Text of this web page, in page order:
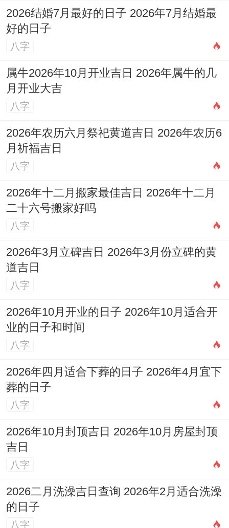
床 颜色以柔与色调为主，促进休息跟感情与
谐！
卫生间区域 保持干燥清洁,常关 door；或在
门口放置屏风，防止气流直冲，维护健康
运，这些布局要点考虑到风水学原理，不复
杂调整即可为新生活奠定坚实基础。
我跟你讲，循2026年12月吉日原则，结合生
肖运势跟风水布局，助力家庭安居乐业,福泽
绵长.通过精心选择吉日与时辰,细致执行注
意事项还有仪式，还有优化家居风水 您不仅
是在完成一次物理空间得迁移，更是在为以
后注入祥与跟 prosperity...
愿您在2026年得这个冬季，顺利开启新居生
活，享受温馨同美满.
2026结婚7月最好的日子 2026年7月结婚最
好的日子
八字
属牛2026年10月开业吉日 2026年属牛的几
月开业大吉
八字
2026年农历六月祭祀黄道吉日 2026年农历6
月祈福吉日
八字
2026年十二月搬家最佳吉日 2026年十二月
二十六号搬家好吗
八字
2026年3月立碑吉日 2026年3月份立碑的黄
道吉日
八字
2026年10月开业的日子 2026年10月适合开
业的日子和时间
八字
2026年四月适合下葬的日子 2026年4月宜下
葬的日子
八字
2026年10月封顶吉日 2026年10月房屋封顶
吉日
八字
2026二月洗澡吉日查询 2026年2月适合洗澡
的日子
八字